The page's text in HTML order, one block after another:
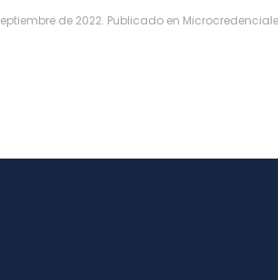
de 2022. Publicado en